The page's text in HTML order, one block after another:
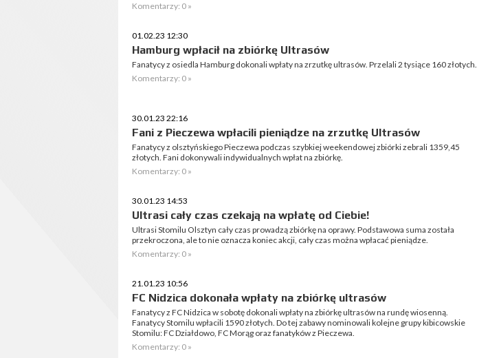
Komentarzy: 0 »
01.02.23 12:30
Hamburg wpłacił na zbiórkę Ultrasów
Fanatycy z osiedla Hamburg dokonali wpłaty na zrzutkę ultrasów. Przelali 2 tysiące 160 złotych.
Komentarzy: 0 »
30.01.23 22:16
Fani z Pieczewa wpłacili pieniądze na zrzutkę Ultrasów
Fanatycy z olsztyńskiego Pieczewa podczas szybkiej weekendowej zbiórki zebrali 1359,45
złotych. Fani dokonywali indywidualnych wpłat na zbiórkę.
Komentarzy: 0 »
30.01.23 14:53
Ultrasi cały czas czekają na wpłatę od Ciebie!
Ultrasi Stomilu Olsztyn cały czas prowadzą zbiórkę na oprawy. Podstawowa suma została
przekroczona, ale to nie oznacza koniec akcji, cały czas można wpłacać pieniądze.
Komentarzy: 0 »
21.01.23 10:56
FC Nidzica dokonała wpłaty na zbiórkę ultrasów
Fanatycy z FC Nidzica w sobotę dokonali wpłaty na zbiórkę ultrasów na rundę wiosenną.
Fanatycy Stomilu wpłacili 1590 złotych. Do tej zabawy nominowali kolejne grupy kibicowskie
Stomilu: FC Działdowo, FC Morąg oraz fanatyków z Pieczewa.
Komentarzy: 0 »